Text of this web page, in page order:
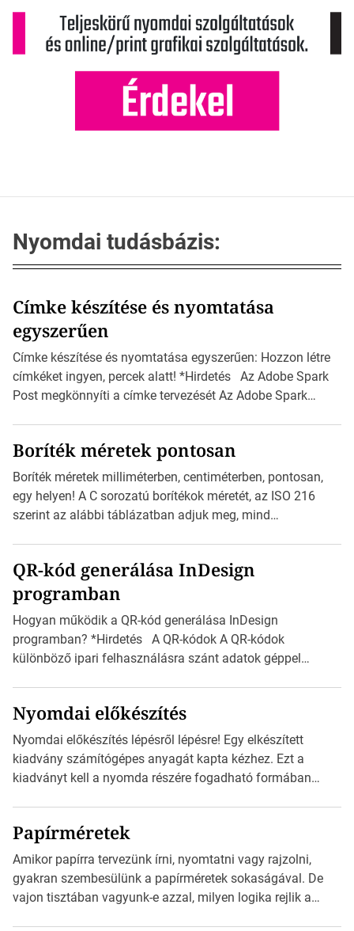
Nyomdai tudásbázis:
Címke készítése és nyomtatása
egyszerűen
Címke készítése és nyomtatása egyszerűen: Hozzon létre
címkéket ingyen, percek alatt! *Hirdetés Az Adobe Spark
Post megkönnyíti a címke tervezését Az Adobe Spark
igazán foroghatnak a kreatív fogaskerekek, miközben
zajlik a saját címke készítése. Hogyan készítsünk címkét?
Válasszon méretet és alakot: Válassza ki a kívánt címke
méretét. Akár néhány […]
Boríték méretek pontosan
Boríték méretek milliméterben, centiméterben, pontosan,
egy helyen! A C sorozatú borítékok méretét, az ISO 216
szerint az alábbi táblázatban adjuk meg, mind
mutatja az A4-es papírlaphoz viszonyítva. Az amerikai és
észak-amerikai boríték méretére az ISO 216 nem
vonatkozik. Boríték méretének táblázata C0-tól […]
QR-kód generálása InDesign
programban
Hogyan működik a QR-kód generálása InDesign
programban? *Hirdetés A QR-kódok A QR-kódok
különböző ipari felhasználásra szánt adatok géppel
okostelefonjára telepíthet egy QR-kód-leolvasó
alkalmazást, ami leolvasni és dekódolni képes az URL-
információt és átirányítja a telefon böngészőjét a cég
weblapjára. A QR-kód beolvasása után a felhasználó
Nyomdai előkészítés
Nyomdai előkészítés lépésről lépésre! Egy elkészített
kiadvány számítógépes anyagát kapta kézhez. Ezt a
kiadványt kell a nyomda részére fogadható formában
Illustratorban készült vektorgrafika. *Hirdetés Minden
esetben konzultáljunk a nyomdával, mielőtt elkezdjük a
nyomdai előkészítést!Nehogy az elkészült munka után
derüljön ki, hogy valamit másképp kellett volna csinálni! […]
Papírméretek
Amikor papírra tervezünk írni, nyomtatni vagy rajzolni,
gyakran szembesülünk a papírméretek sokaságával. De
vajon tisztában vagyunk-e azzal, milyen logika rejlik a